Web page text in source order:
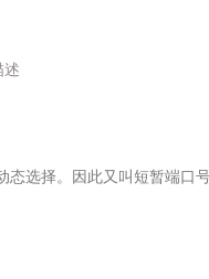
述
态选择。因此又叫短暂端口